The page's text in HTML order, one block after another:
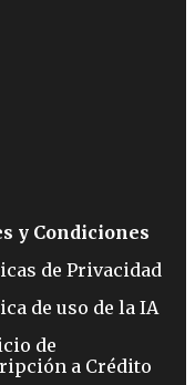
y Condiciones
de Privacidad
de uso de la IA
de
a Crédito